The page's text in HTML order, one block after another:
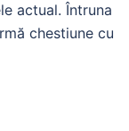
actual. Întruna
chestiune cu